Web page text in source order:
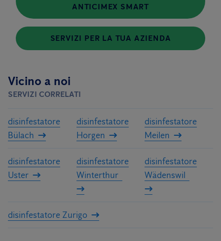
ANTICIMEX SMART
SERVIZI PER LA TUA AZIENDA
Vicino a noi
SERVIZI CORRELATI
disinfestatore
Bülach
disinfestatore
Horgen
disinfestatore
Meilen
disinfestatore
Uster
disinfestatore
Winterthur
disinfestatore
Wädenswil
disinfestatore Zurigo